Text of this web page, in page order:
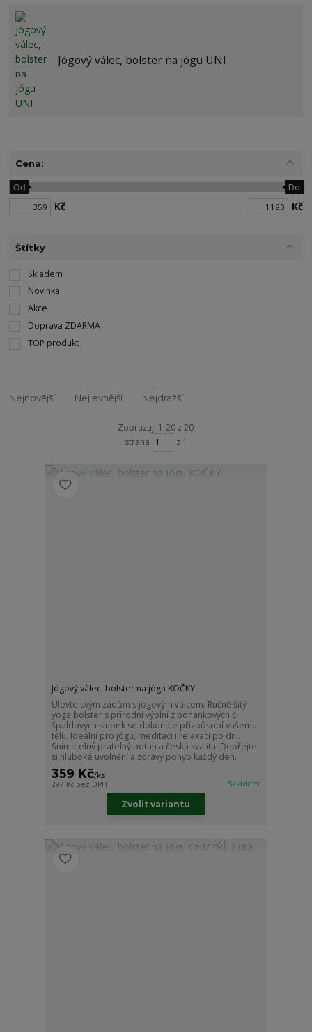
Jógový válec, bolster na jógu UNI
Cena:
Kč
Od Do
Kč
Štítky
Skladem
Novinka
Akce
Doprava ZDARMA
TOP produkt
Nejnovější Nejlevnější Nejdražší
Zobrazuji 1-20 z 20
strana
z 1
Jógový válec, bolster na jógu KOČKY
Ulevte svým zádům s jógovým válcem. Ručně šitý
yoga bolster s přírodní výplní z pohankových či
špaldových slupek se dokonale přizpůsobí vašemu
tělu. Ideální pro jógu, meditaci i relaxaci po dni.
Snímatelný pratelný potah a česká kvalita. Dopřejte
si hluboké uvolnění a zdravý pohyb každý den.
359 Kč/ks
297 Kč bez DPH Skladem
Zvolit variantu